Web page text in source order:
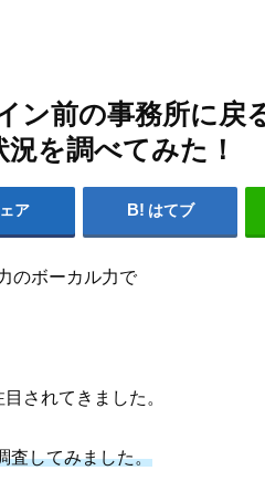
ン前の事務所に戻
を調べてみた！
ア はてブ
のボーカル力で
されてきました。
査してみました。